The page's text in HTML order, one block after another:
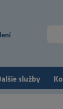
služby